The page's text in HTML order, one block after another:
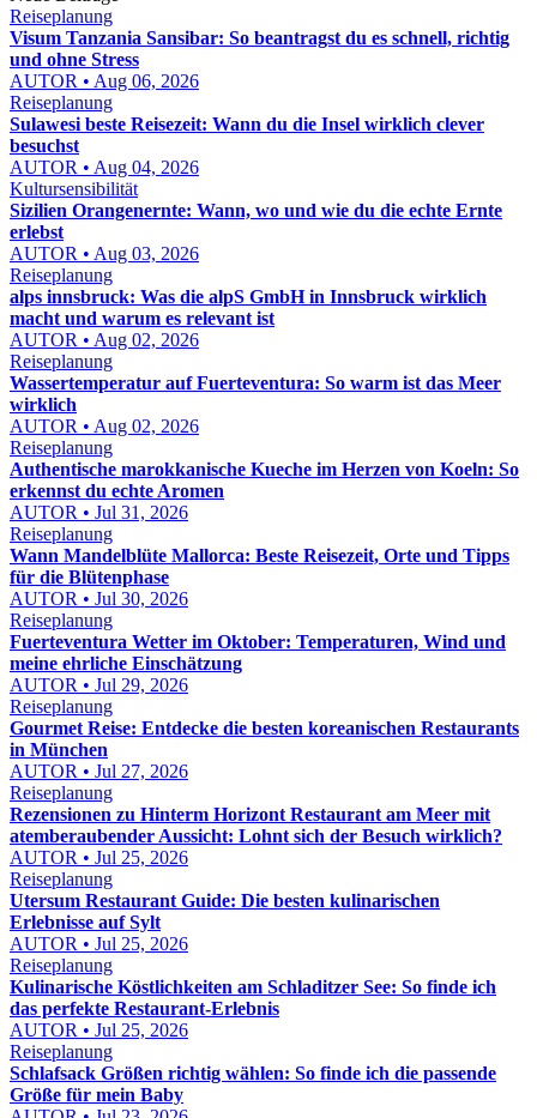
Reiseplanung
Visum Tanzania Sansibar: So beantragst du es schnell, richtig
und ohne Stress
AUTOR • Aug 06, 2026
Reiseplanung
Sulawesi beste Reisezeit: Wann du die Insel wirklich clever
besuchst
AUTOR • Aug 04, 2026
Kultursensibilität
Sizilien Orangenernte: Wann, wo und wie du die echte Ernte
erlebst
AUTOR • Aug 03, 2026
Reiseplanung
alps innsbruck: Was die alpS GmbH in Innsbruck wirklich
macht und warum es relevant ist
AUTOR • Aug 02, 2026
Reiseplanung
Wassertemperatur auf Fuerteventura: So warm ist das Meer
wirklich
AUTOR • Aug 02, 2026
Reiseplanung
Authentische marokkanische Kueche im Herzen von Koeln: So
erkennst du echte Aromen
AUTOR • Jul 31, 2026
Reiseplanung
Wann Mandelblüte Mallorca: Beste Reisezeit, Orte und Tipps
für die Blütenphase
AUTOR • Jul 30, 2026
Reiseplanung
Fuerteventura Wetter im Oktober: Temperaturen, Wind und
meine ehrliche Einschätzung
AUTOR • Jul 29, 2026
Reiseplanung
Gourmet Reise: Entdecke die besten koreanischen Restaurants
in München
AUTOR • Jul 27, 2026
Reiseplanung
Rezensionen zu Hinterm Horizont Restaurant am Meer mit
atemberaubender Aussicht: Lohnt sich der Besuch wirklich?
AUTOR • Jul 25, 2026
Reiseplanung
Utersum Restaurant Guide: Die besten kulinarischen
Erlebnisse auf Sylt
AUTOR • Jul 25, 2026
Reiseplanung
Kulinarische Köstlichkeiten am Schladitzer See: So finde ich
das perfekte Restaurant-Erlebnis
AUTOR • Jul 25, 2026
Reiseplanung
Schlafsack Größen richtig wählen: So finde ich die passende
Größe für mein Baby